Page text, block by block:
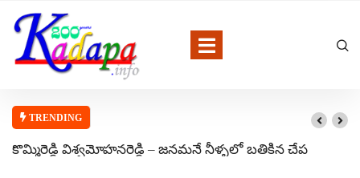
TRENDING
కొమ్మిరెడ్డి విశ్వమోహనరెడ్డి – జనమనే నీళ్ళలో బతికిన చేప